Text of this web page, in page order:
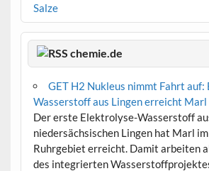
Salze
chemie.de
GET H2 Nukleus nimmt Fahrt auf:
Wasserstoff aus Lingen erreicht Marl
Der erste Elektrolyse-Wasserstoff
niedersächsischen Lingen hat Marl
Ruhrgebiet erreicht. Damit arbeiten
des integrierten